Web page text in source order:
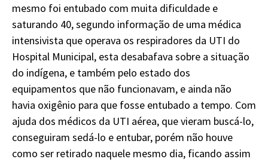
mesmo foi entubado com muita dificuldade e
saturando 40, segundo informação de uma médica
intensivista que operava os respiradores da UTI do
Hospital Municipal, esta desabafava sobre a situação
do indígena, e também pelo estado dos
equipamentos que não funcionavam, e ainda não
havia oxigênio para que fosse entubado a tempo. Com
ajuda dos médicos da UTI aérea, que vieram buscá-lo,
conseguiram sedá-lo e entubar, porém não houve
como ser retirado naquele mesmo dia, ficando assim